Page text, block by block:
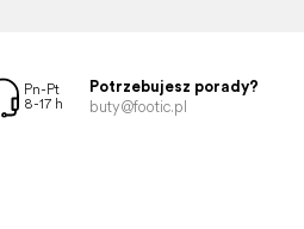
Potrzebujesz porady?
buty@footic.pl